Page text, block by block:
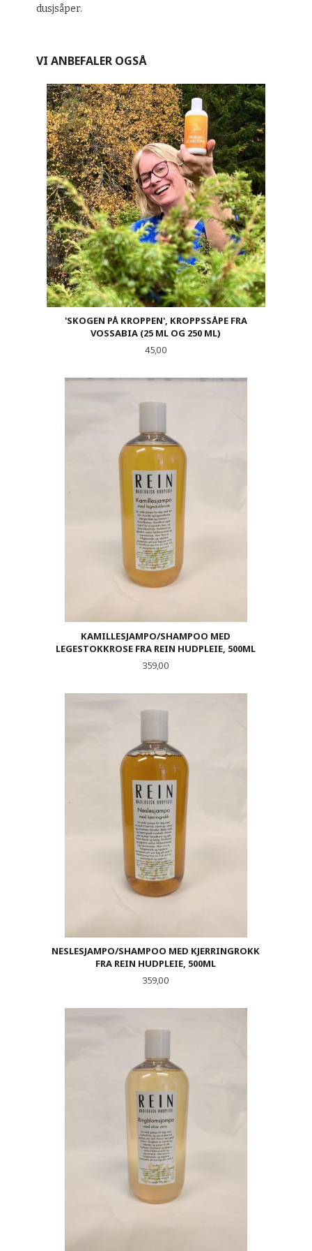
dusjsåper.
VI ANBEFALER OGSÅ
'SKOGEN PÅ KROPPEN', KROPPSSÅPE FRA
VOSSABIA (25 ML OG 250 ML)
Pris
45,00
KAMILLESJAMPO/SHAMPOO MED
LEGESTOKKROSE FRA REIN HUDPLEIE, 500ML
Pris
359,00
NESLESJAMPO/SHAMPOO MED KJERRINGROKK
FRA REIN HUDPLEIE, 500ML
Pris
359,00